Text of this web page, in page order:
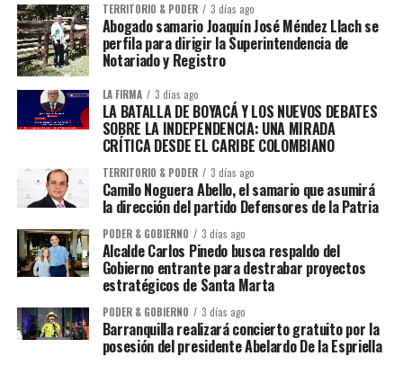
TERRITORIO & PODER 3 días ago
Abogado samario Joaquín José Méndez Llach se
perfila para dirigir la Superintendencia de
Notariado y Registro
LA FIRMA 3 días ago
LA BATALLA DE BOYACÁ Y LOS NUEVOS DEBATES
SOBRE LA INDEPENDENCIA: UNA MIRADA
CRÍTICA DESDE EL CARIBE COLOMBIANO
TERRITORIO & PODER 3 días ago
Camilo Noguera Abello, el samario que asumirá
la dirección del partido Defensores de la Patria
PODER & GOBIERNO 3 días ago
Alcalde Carlos Pinedo busca respaldo del
Gobierno entrante para destrabar proyectos
estratégicos de Santa Marta
PODER & GOBIERNO 3 días ago
Barranquilla realizará concierto gratuito por la
posesión del presidente Abelardo De la Espriella